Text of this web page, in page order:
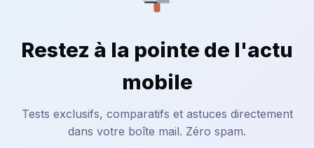
Restez à la pointe de l'actu
mobile
Tests exclusifs, comparatifs et astuces directement
dans votre boîte mail. Zéro spam.